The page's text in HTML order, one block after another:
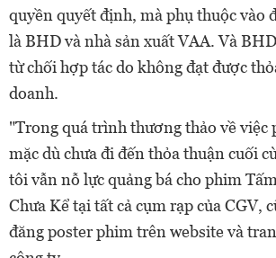
quyền quyết định, mà phụ thuộc vào
là BHD và nhà sản xuất VAA. Và
từ chối hợp tác do không đạt được
doanh.
"Trong quá trình thương thảo về việc
mặc dù chưa đi đến thỏa thuận cuối
tôi vẫn nỗ lực quảng bá cho phim
Chưa Kể tại tất cả cụm rạp của CGV,
đăng poster phim trên website và